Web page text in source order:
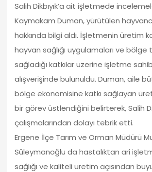
Salih Dikbıyık’a ait işletmede
Kaymakam Duman, yürütülen
hakkında bilgi aldı. İşletmenin üretim
hayvan sağlığı uygulamaları ve bölge
sağladığı katkılar üzerine işletme
alışverişinde bulunuldu. Duman, aile
bölge ekonomisine katkı sağlayan
bir görev üstlendiğini belirterek, Salih
çalışmalarından dolayı tebrik etti.
Ergene İlçe Tarım ve Orman Müdürü
Süleymanoğlu da hastalıktan ari
sağlığı ve kaliteli üretim açısından